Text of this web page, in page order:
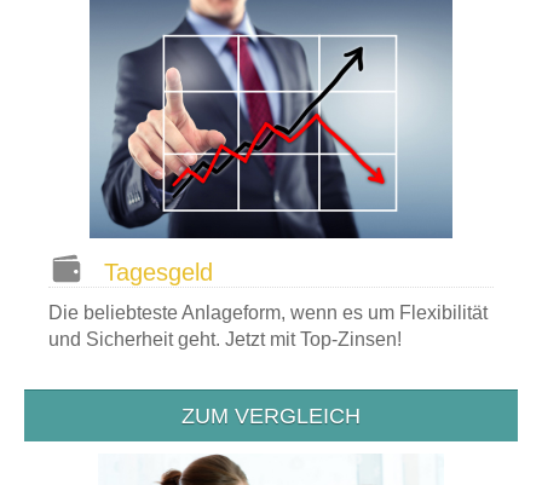
Tagesgeld
Die beliebteste Anlageform, wenn es um Flexibilität
und Sicherheit geht. Jetzt mit Top-Zinsen!
ZUM VERGLEICH